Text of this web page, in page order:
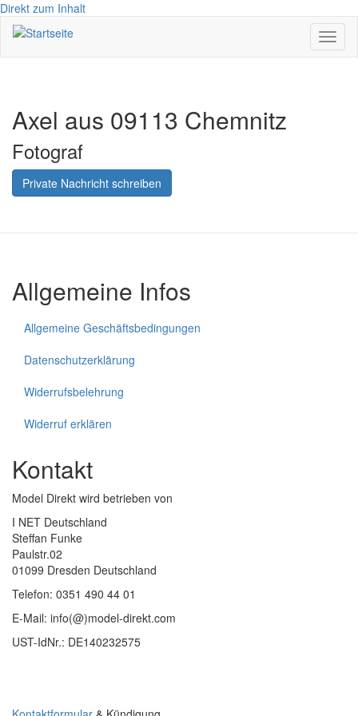
Direkt zum Inhalt
Axel aus 09113 Chemnitz
Fotograf
Private Nachricht schreiben
Allgemeine Infos
Allgemeine Geschäftsbedingungen
Datenschutzerklärung
Widerrufsbelehrung
Widerruf erklären
Kontakt
Model Direkt wird betrieben von
I NET Deutschland
Steffan Funke
Paulstr.02
01099 Dresden Deutschland
Telefon: 0351 490 44 01
E-Mail: info(@)model-direkt.com
UST-IdNr.: DE140232575